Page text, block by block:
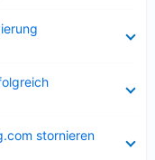
stornieren